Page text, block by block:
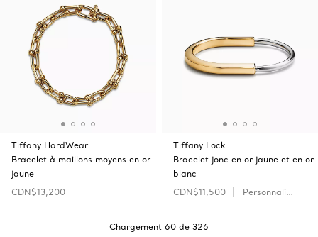
Tiffany HardWear
Bracelet à maillons moyens en or
jaune
CDN$13,200
Tiffany Lock
Bracelet jonc en or jaune et en or
blanc
CDN$11,500
Personnaliser
Chargement 60 de 326